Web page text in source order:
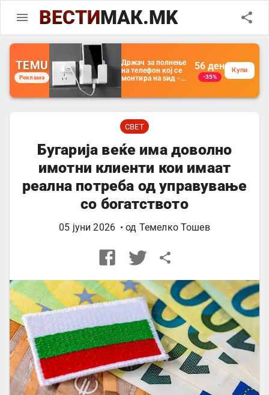
ВЕСТИМАК.MK
TEMU
Реклама
Држач за полнење
на телефон кој се
монтира на ѕид -
организатор за
далечински
управувач
56 ден
-35%
Купи
СВЕТ
Бугарија веќе има доволно
имотни клиенти кои имаат
реална потреба од управување
со богатството
05 јуни 2026 • од Темелко Тошев